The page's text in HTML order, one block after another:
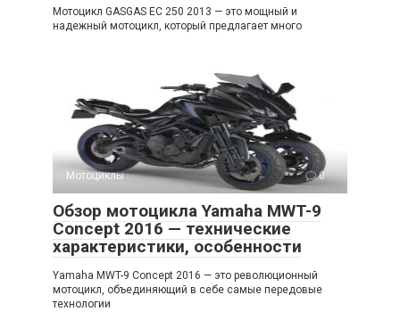
Мотоцикл GASGAS EC 250 2013 — это мощный и
надежный мотоцикл, который предлагает много
Мотоциклы 0
Обзор мотоцикла Yamaha MWT-9
Concept 2016 — технические
характеристики, особенности
Yamaha MWT-9 Concept 2016 — это революционный
мотоцикл, объединяющий в себе самые передовые
технологии